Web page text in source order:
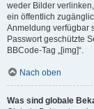
weder Bilder
ein öffentlich
Anmeldung verfügbar
Passwort geschützte
BBCode-Tag „[img]“.
Nach oben
Was sind globale